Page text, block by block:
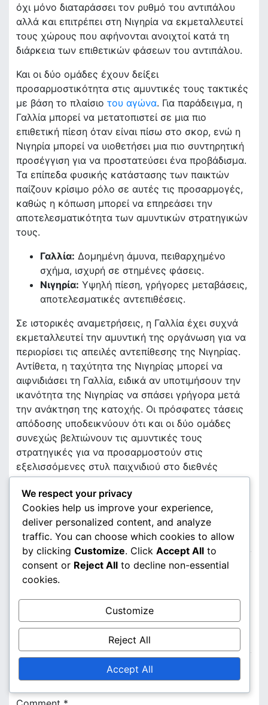
όχι μόνο διαταράσσει τον ρυθμό του αντιπάλου
αλλά και επιτρέπει στη Νιγηρία να εκμεταλλευτεί
τους χώρους που αφήνονται ανοιχτοί κατά τη
διάρκεια των επιθετικών φάσεων του αντιπάλου.
Και οι δύο ομάδες έχουν δείξει
προσαρμοστικότητα στις αμυντικές τους τακτικές
με βάση το πλαίσιο του αγώνα. Για παράδειγμα, η
Γαλλία μπορεί να μετατοπιστεί σε μια πιο
επιθετική πίεση όταν είναι πίσω στο σκορ, ενώ η
Νιγηρία μπορεί να υιοθετήσει μια πιο συντηρητική
προσέγγιση για να προστατεύσει ένα προβάδισμα.
Τα επίπεδα φυσικής κατάστασης των παικτών
παίζουν κρίσιμο ρόλο σε αυτές τις προσαρμογές,
καθώς η κόπωση μπορεί να επηρεάσει την
αποτελεσματικότητα των αμυντικών στρατηγικών
τους.
Γαλλία: Δομημένη άμυνα, πειθαρχημένο
σχήμα, ισχυρή σε στημένες φάσεις.
Νιγηρία: Υψηλή πίεση, γρήγορες μεταβάσεις,
αποτελεσματικές αντεπιθέσεις.
Σε ιστορικές αναμετρήσεις, η Γαλλία έχει συχνά
εκμεταλλευτεί την αμυντική της οργάνωση για να
περιορίσει τις απειλές αντεπίθεσης της Νιγηρίας.
Αντίθετα, η ταχύτητα της Νιγηρίας μπορεί να
αιφνιδιάσει τη Γαλλία, ειδικά αν υποτιμήσουν την
ικανότητα της Νιγηρίας να σπάσει γρήγορα μετά
την ανάκτηση της κατοχής. Οι πρόσφατες τάσεις
απόδοσης υποδεικνύουν ότι και οι δύο ομάδες
συνεχώς βελτιώνουν τις αμυντικές τους
στρατηγικές για να προσαρμοστούν στις
εξελισσόμενες στυλ παιχνιδιού στο διεθνές
ποδόσφαιρο.
Ανάλυση Αγώνα
P
o
s
t
n
a
v
Αγγλία Vs. Ιταλία: Ανάλυση αγώνα, Κύριες
αποφάσεις, Αποτελεσματικότητα παικτών
τραυματισμό, Σημαντικές επιδόσεις, Σημασία
αγώνα
LEAVE A REPLY
Your email address will not be published.
fields are marked*
We respect your privacy
Cookies help us improve your experience,
deliver personalized content, and analyze
traffic. You can choose which cookies to allow
by clicking Customize. Click Accept All to
consent or Reject All to decline non-essential
cookies.
Customize
Reject All
Accept All